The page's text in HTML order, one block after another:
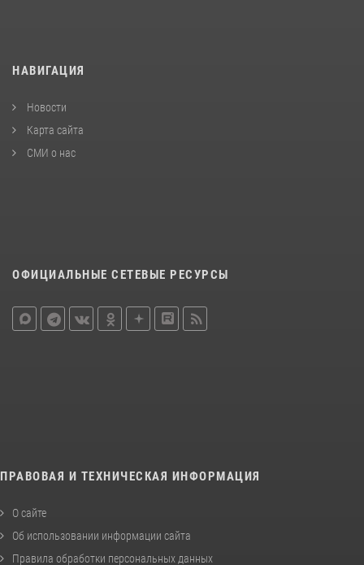
НАВИГАЦИЯ
Новости
Карта сайта
СМИ о нас
ОФИЦИАЛЬНЫЕ СЕТЕВЫЕ РЕСУРСЫ
ПРАВОВАЯ И ТЕХНИЧЕСКАЯ ИНФОРМАЦИЯ
О сайте
Об использовании информации сайта
Правила обработки персональных данных